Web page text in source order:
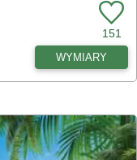
151
WYMIARY